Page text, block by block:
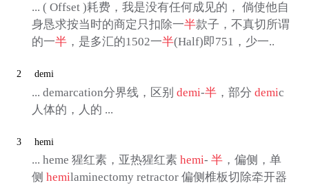
... ( Offset )耗费，我是没有任何成见的， 倘使他自
身恳求按当时的商定只扣除一半款子，不真切所谓
的一半，是多汇的1502一半(Half)即751，少一..
2 demi
... demarcation分界线，区别 demi-半，部分 demic
人体的，人的 ...
3 hemi
... heme 猩红素，亚热猩红素 hemi- 半，偏侧，单
侧 hemilaminectomy retractor 偏侧椎板切除牵开器